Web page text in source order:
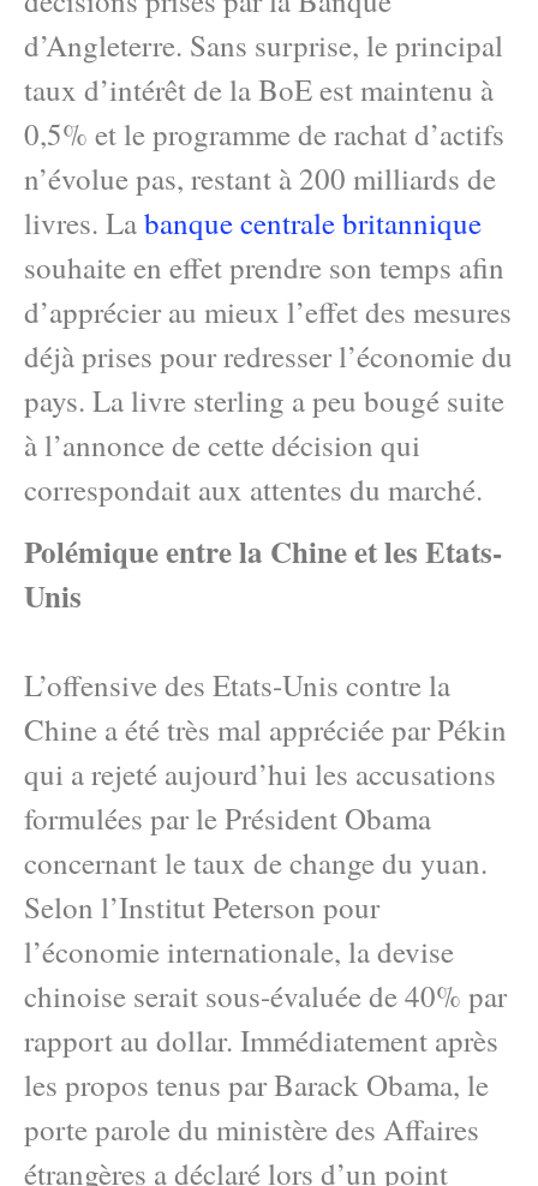
d’Angleterre. Sans surprise, le principal
taux d’intérêt de la BoE est maintenu à
0,5% et le programme de rachat d’actifs
n’évolue pas, restant à 200 milliards de
livres. Labanque centrale britannique
souhaite en effet prendre son temps afin
d’apprécier au mieux l’effet des mesures
déjà prises pour redresser l’économie du
pays. La livre sterling a peu bougé suite
à l’annonce de cette décision qui
correspondait aux attentes du marché.
Polémique entre la Chine et les Etats-
Unis
L’offensive des Etats-Unis contre la
Chine a été très mal appréciée par Pékin
qui a rejeté aujourd’hui les accusations
formulées par le Président Obama
concernant le taux de change du yuan.
Selon l’Institut Peterson pour
l’économie internationale, la devise
chinoise serait sous-évaluée de 40% par
rapport au dollar. Immédiatement après
les propos tenus par Barack Obama, le
porte parole du ministère des Affaires
étrangères a déclaré lors d’un point